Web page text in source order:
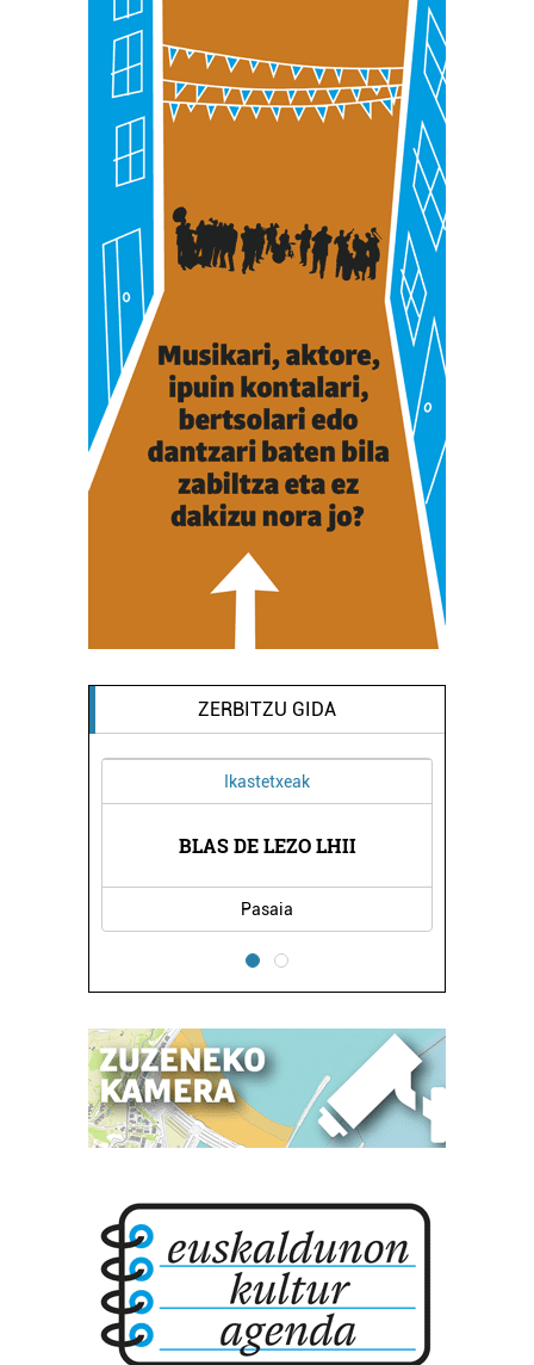
fitxategiak erabiltzen ditu. Zure esperientzia eta
zerbitzuak hobetzeko asmoz, cookie teknologiaz
baliatzen gara. Ohar hau onartuz gero, teknologia hori
erabiltzeko baimen esplizitua ematen diguzu.Gehiago
ZERBITZU GIDA
Ostalaritza
CROISSANTERIA AXULAR
Pasaia